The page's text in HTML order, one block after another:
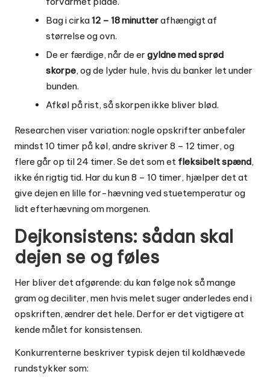
Bag i cirka12 – 18 minutterafhængigt af
størrelse og ovn.
De er færdige, når de er gyldne med sprød
skorpe, og de lyder hule, hvis du banker let under
bunden.
Afkøl på rist, så skorpen ikke bliver blød.
Researchen viser variation: nogle opskrifter anbefaler
mindst 10 timer på køl, andre skriver 8 – 12 timer, og
flere går op til 24 timer. Se det som et fleksibelt spænd,
ikke én rigtig tid. Har du kun 8 – 10 timer, hjælper det at
give dejen en lille for-hævning ved stuetemperatur og
lidt efterhævning om morgenen.
Dejkonsistens: sådan skal
dejen se og føles
Her bliver det afgørende: du kan følge nok så mange
gram og deciliter, men hvis melet suger anderledes end i
opskriften, ændrer det hele. Derfor er det vigtigere at
kende målet for konsistensen.
Konkurrenterne beskriver typisk dejen til koldhævede
rundstykker som: